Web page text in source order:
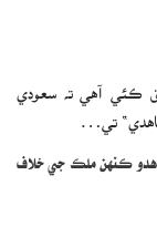
ڪئي آهي ته سعودي
تي…
ڪنهن ملڪ جي خلاف